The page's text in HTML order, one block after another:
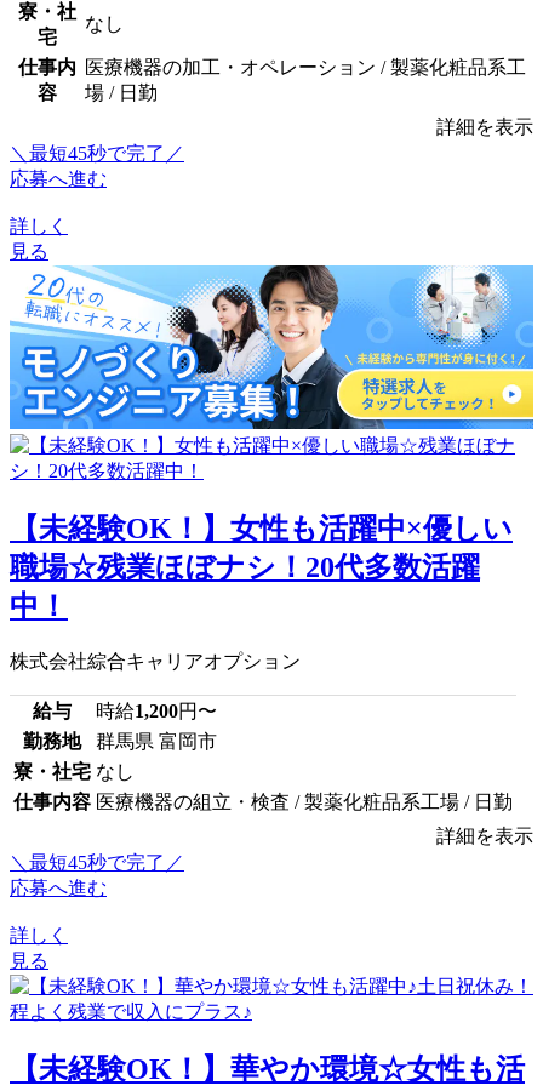
寮・社
宅
なし
仕事内
容
医療機器の加工・オペレーション / 製薬化粧品系工
場 / 日勤
詳細を表示
＼最短45秒で完了／
応募へ進む
詳しく
見る
【未経験OK！】女性も活躍中×優しい
職場☆残業ほぼナシ！20代多数活躍
中！
株式会社綜合キャリアオプション
給与 時給1,200円〜
勤務地
群馬県 富岡市
寮・社宅 なし
仕事内容 医療機器の組立・検査 / 製薬化粧品系工場 / 日勤
詳細を表示
＼最短45秒で完了／
応募へ進む
詳しく
見る
【未経験OK！】華やか環境☆女性も活